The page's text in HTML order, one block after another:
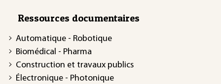
Ressources documentaires
Automatique - Robotique
Biomédical - Pharma
Construction et travaux publics
Électronique - Photonique